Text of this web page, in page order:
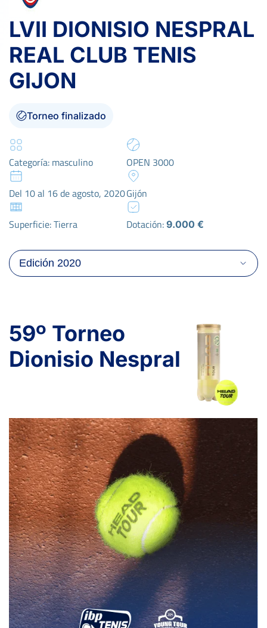
Torneo finalizado
LVII DIONISIO NESPRAL
REAL CLUB TENIS
GIJON
Categoría: masculino OPEN 3000
Del 10 al 16 de agosto, 2020Gijón
Superficie: Tierra Dotación: 9.000 €
59º Torneo
Dionisio Nespral